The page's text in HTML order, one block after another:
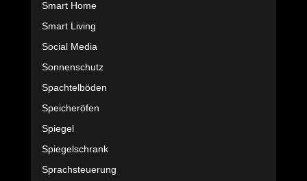
Smart Home
Smart Living
Social Media
Sonnenschutz
Spachtelböden
Speicheröfen
Spiegel
Spiegelschrank
Sprachsteuerung